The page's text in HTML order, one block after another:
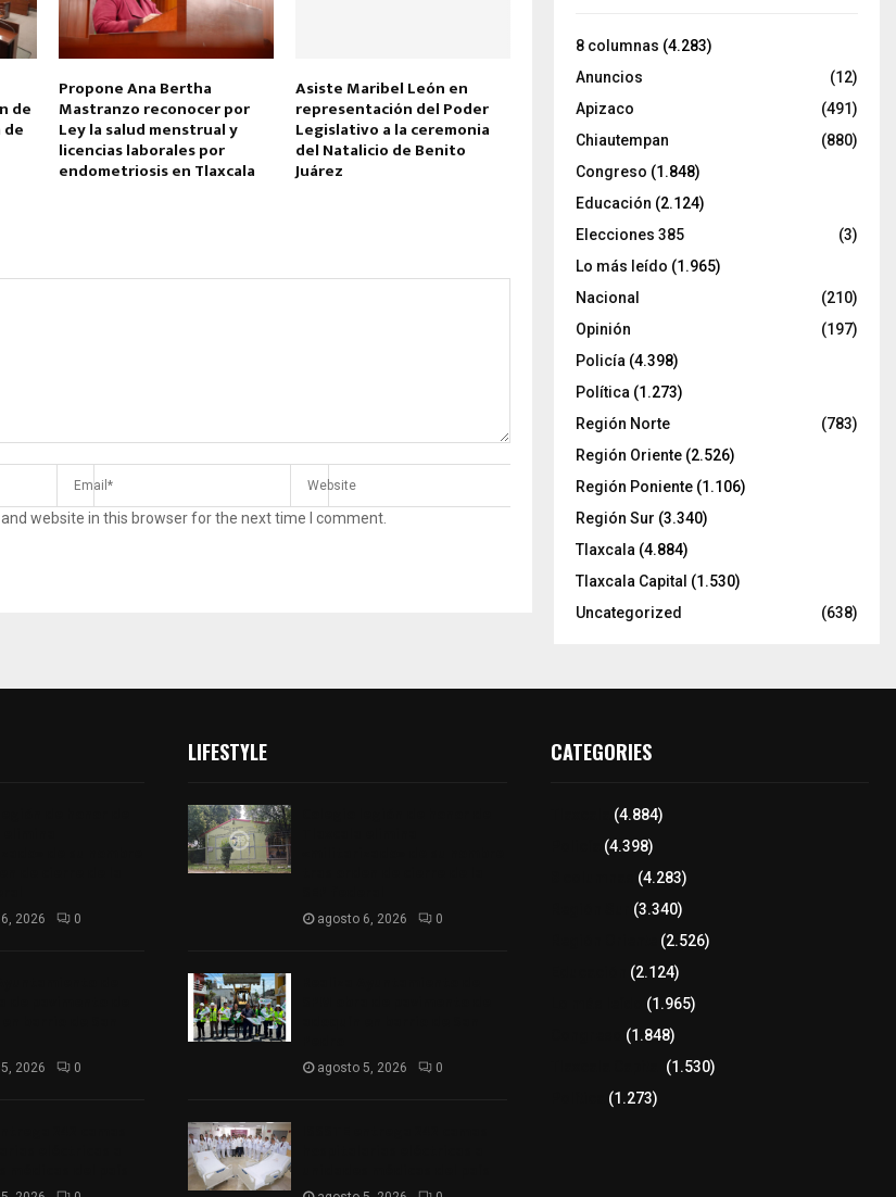
de
Propone Ana Bertha
Mastranzo reconocer por
Ley la salud menstrual y
licencias laborales por
endometriosis en Tlaxcala
Asiste Maribel León en
representación del Poder
Legislativo a la ceremonia
del Natalicio de Benito
Juárez
website in this browser for the next time I comment.
8 columnas (4.283)
Anuncios
(12)
Apizaco
(491)
Chiautempan
(880)
Congreso (1.848)
Educación (2.124)
Elecciones 385
(3)
Lo más leído (1.965)
Nacional
(210)
Opinión
(197)
Policía (4.398)
Política (1.273)
Región Norte
(783)
Región Oriente (2.526)
Región Poniente (1.106)
Región Sur (3.340)
Tlaxcala (4.884)
Tlaxcala Capital (1.530)
Uncategorized
(638)
2026 0
2026 0
LIFESTYLE
agosto 6, 2026 0
agosto 5, 2026 0
CATEGORIES
(4.884)
(4.398)
(4.283)
(3.340)
(2.526)
(2.124)
(1.965)
(1.848)
(1.530)
(1.273)